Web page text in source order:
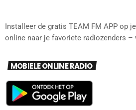
Installeer de gratis TEAM FM APP op
online naar je favoriete radiozenders –
MOBIELE ONLINE RADIO